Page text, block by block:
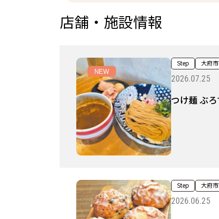
店舗・施設情報
つけ麺 ぶろ
Step 大府市
2026.07.25
NEW
Step 大府市
2026.06.25